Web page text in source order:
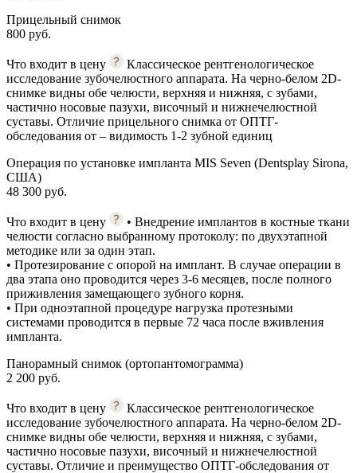
Прицельный снимок
800 руб.
Что входит в цену
Классическое рентгенологическое
исследование зубочелюстного аппарата. На черно-белом 2D-
снимке видны обе челюсти, верхняя и нижняя, с зубами,
частично носовые пазухи, височный и нижнечелюстной
суставы. Отличие прицельного снимка от ОПТГ-
обследования от – видимость 1-2 зубной единиц
Операция по установке импланта MIS Seven (Dentsplay Sirona,
США)
48 300 руб.
Что входит в цену
• Внедрение имплантов в костные ткани
челюсти согласно выбранному протоколу: по двухэтапной
методике или за один этап.
• Протезирование с опорой на имплант. В случае операции в
два этапа оно проводится через 3-6 месяцев, после полного
приживления замещающего зубного корня.
• При одноэтапной процедуре нагрузка протезными
системами проводится в первые 72 часа после вживления
импланта.
Панорамный снимок (ортопантомограмма)
2 200 руб.
Что входит в цену
Классическое рентгенологическое
исследование зубочелюстного аппарата. На черно-белом 2D-
снимке видны обе челюсти, верхняя и нижняя, с зубами,
частично носовые пазухи, височный и нижнечелюстной
суставы. Отличие и преимущество ОПТГ-обследования от